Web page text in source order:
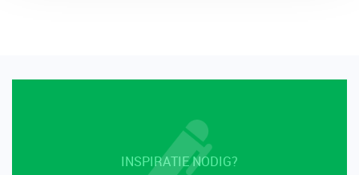
INSPIRATIE NODIG?